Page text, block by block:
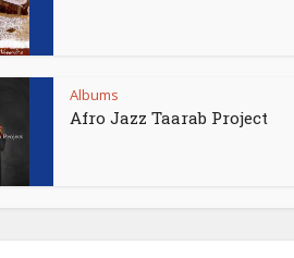
Albums
Afro Jazz Taarab Project